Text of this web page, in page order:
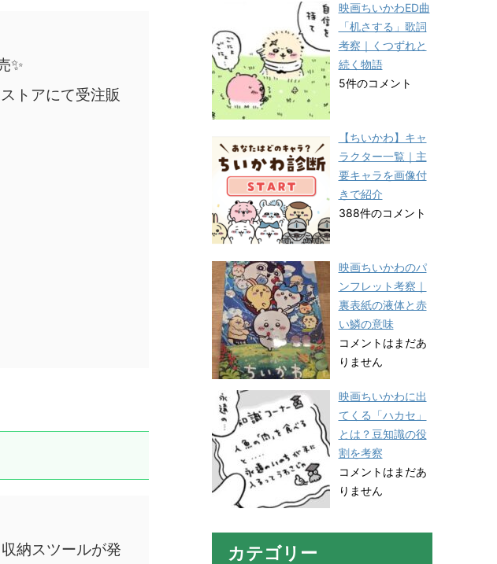
✨
トアにて受注販
納スツールが発
映画ちいかわED曲
「机さする」歌詞
考察｜くつずれと
続く物語
5件のコメント
【ちいかわ】キャ
ラクター一覧｜主
要キャラを画像付
きで紹介
388件のコメント
映画ちいかわのパ
ンフレット考察｜
裏表紙の液体と赤
い鱗の意味
コメントはまだあ
りません
映画ちいかわに出
てくる「ハカセ」
とは？豆知識の役
割を考察
コメントはまだあ
りません
カテゴリー